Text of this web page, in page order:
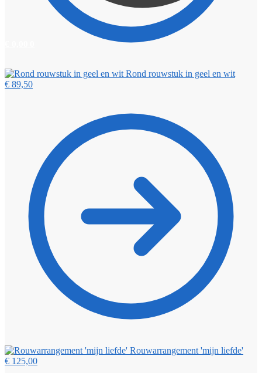
Rond rouwstuk in geel en wit
€ 89,50
Rouwarrangement 'mijn liefde'
€ 125,00